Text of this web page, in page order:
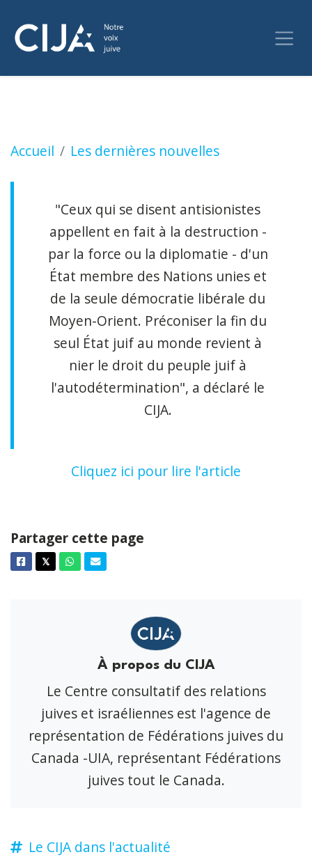
Accueil Les dernières nouvelles
Smith défendra l'Alberta devant le public
"Ceux qui se disent antisionistes
appellent en fait à la destruction -
par la force ou la diplomatie - d'un
État membre des Nations unies et
de la seule démocratie libérale du
Moyen-Orient. Préconiser la fin du
seul État juif au monde revient à
nier le droit du peuple juif à
l'autodétermination", a déclaré le
CIJA.
Cliquez ici pour lire l'article
Partager cette page
Facebook
𝕏TwitterWhatsappCourriel
À propos du CIJA
Le Centre consultatif des relations
juives et israéliennes est l'agence de
représentation de Fédérations juives du
Canada -UIA, représentant Fédérations
juives tout le Canada.
Le CIJA dans l'actualité